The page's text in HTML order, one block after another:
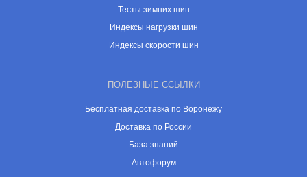
Тесты зимних шин
Индексы нагрузки шин
Индексы скорости шин
ПОЛЕЗНЫЕ ССЫЛКИ
Бесплатная доставка по Воронежу
Доставка по России
База знаний
Автофорум